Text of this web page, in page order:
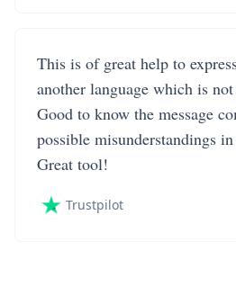
This is of great help to
another language which is
Good to know the message
possible misunderstandings
Great tool!
Trustpilot